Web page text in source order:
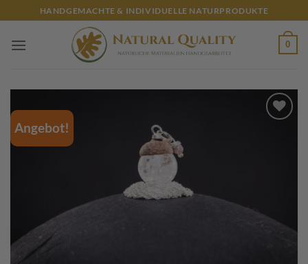
Inhalt
springen
HANDGEMACHTE & INDIVIDUELLE NATURPRODUKTE
0
Angebot!